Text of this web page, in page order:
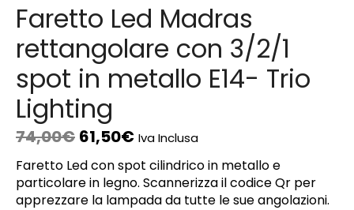
Faretto Led Madras
rettangolare con 3/2/1
spot in metallo E14- Trio
Lighting
74,00€ 61,50€ Iva Inclusa
Faretto Led con spot cilindrico in metallo e
particolare in legno. Scannerizza il codice Qr per
apprezzare la lampada da tutte le sue angolazioni.